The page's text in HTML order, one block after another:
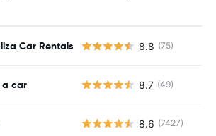
Car Rentals 8.8 (75)
a car 8.7 (49)
8.6 (7427)